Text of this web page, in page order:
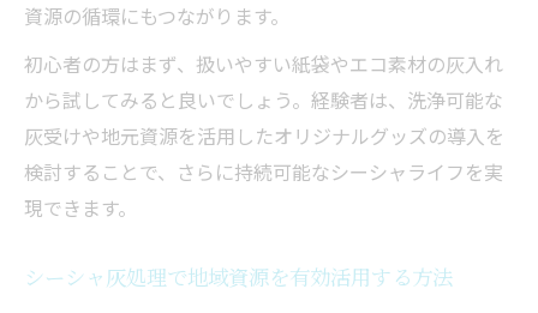
新宿区の資源循環に学ぶ灰処理のヒント
資源の循環にもつながります。
初心者の方はまず、扱いやすい紙袋やエコ素材の灰入れ
から試してみると良いでしょう。経験者は、洗浄可能な
灰受けや地元資源を活用したオリジナルグッズの導入を
検討することで、さらに持続可能なシーシャライフを実
現できます。
シーシャ灰処理で地域資源を有効活用する方法